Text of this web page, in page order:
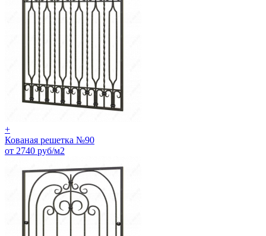
+
Кованая решетка №90
от 2740 руб/м2